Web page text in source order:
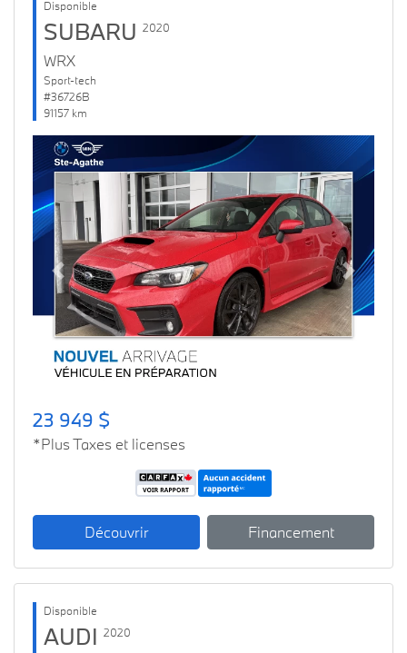
Disponible
SUBARU 2020
WRX
Sport-tech
#36726B
91157 km
Previous Next
23 949 $
*Plus Taxes et licenses
Découvrir Financement
Disponible
AUDI 2020